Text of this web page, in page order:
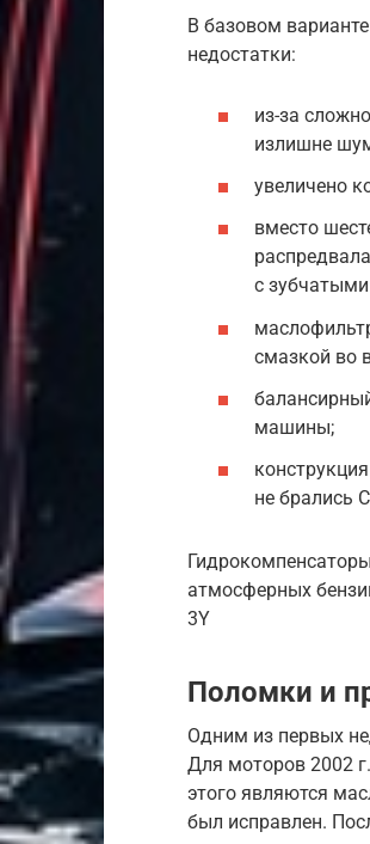
В базовом
недостатки:
из-за
излишне
увеличено
вместо
с
смазкой во
машины;
не брались
атмосферных
3Y
Поломки и
Одним из первых
Для моторов 2002
этого являются
был исправлен.